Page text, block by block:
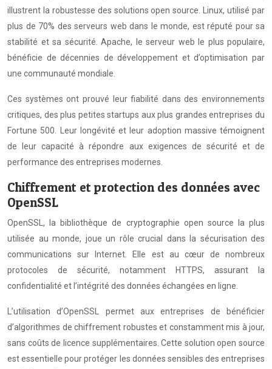
illustrent la robustesse des solutions open source. Linux, utilisé par
plus de 70% des serveurs web dans le monde, est réputé pour sa
stabilité et sa sécurité. Apache, le serveur web le plus populaire,
bénéficie de décennies de développement et d’optimisation par
une communauté mondiale.
Ces systèmes ont prouvé leur fiabilité dans des environnements
critiques, des plus petites startups aux plus grandes entreprises du
Fortune 500. Leur longévité et leur adoption massive témoignent
de leur capacité à répondre aux exigences de sécurité et de
performance des entreprises modernes.
Chiffrement et protection des données avec
OpenSSL
OpenSSL, la bibliothèque de cryptographie open source la plus
utilisée au monde, joue un rôle crucial dans la sécurisation des
communications sur Internet. Elle est au cœur de nombreux
protocoles de sécurité, notamment HTTPS, assurant la
confidentialité et l’intégrité des données échangées en ligne.
L’utilisation d’OpenSSL permet aux entreprises de bénéficier
d’algorithmes de chiffrement robustes et constamment mis à jour,
sans coûts de licence supplémentaires. Cette solution open source
est essentielle pour protéger les données sensibles des entreprises